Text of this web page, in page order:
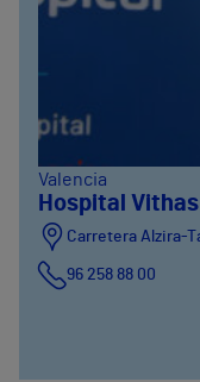
Valencia
Hospital
Carretera Alzira-
96 258 88 00